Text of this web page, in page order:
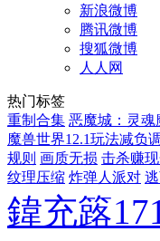
新浪微博
腾讯微博
搜狐微博
人人网
热门标签
重制合集 恶魔城：灵魂
魔兽世界12.1玩法减负
规则 画质无损 击杀赚
纹理压缩 炸弹人派对
鍏充簬